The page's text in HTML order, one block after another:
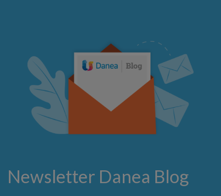
Newsletter Danea Blog